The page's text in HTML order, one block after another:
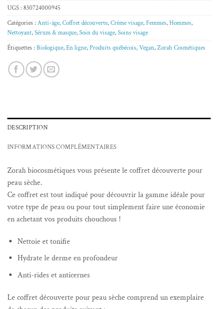
UGS : 830724000945
Catégories : Anti-âge,Coffret découverte,Crème visage,Femmes,Hommes,
Nettoyant,Sérum & masque,Soin du visage,Soins visage
Étiquettes : Biologique,En ligne,Produits québécois,Vegan,Zorah Cosmétiques
DESCRIPTION
INFORMATIONS COMPLÉMENTAIRES
Zorah biocosmétiques vous présente le coffret découverte pour
peau sèche.
Ce coffret est tout indiqué pour découvrir la gamme idéale pour
votre type de peau ou pour tout simplement faire une économie
en achetant vos produits chouchous !
Nettoie et tonifie
Hydrate le derme en profondeur
Anti-rides et anticernes
Le coffret découverte pour peau sèche comprend un exemplaire